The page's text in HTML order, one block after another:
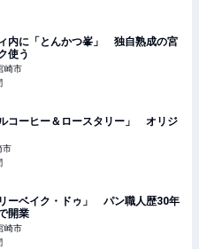
内に「とんかつ峯」 独自熟成の宮
使う
崎市
コーヒー＆ロースタリー」 オリジ
市
ーベイク・ドゥ」 パン職人歴30年
開業
崎市